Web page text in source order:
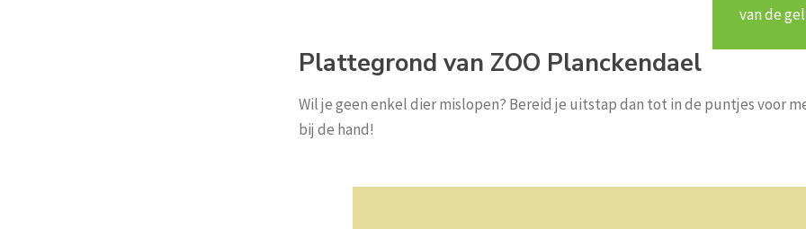
van de
Plattegrond van ZOO Planckendael
Wil je geen enkel dier mislopen? Bereid je uitstap dan tot in de puntjes voor
bij de hand!